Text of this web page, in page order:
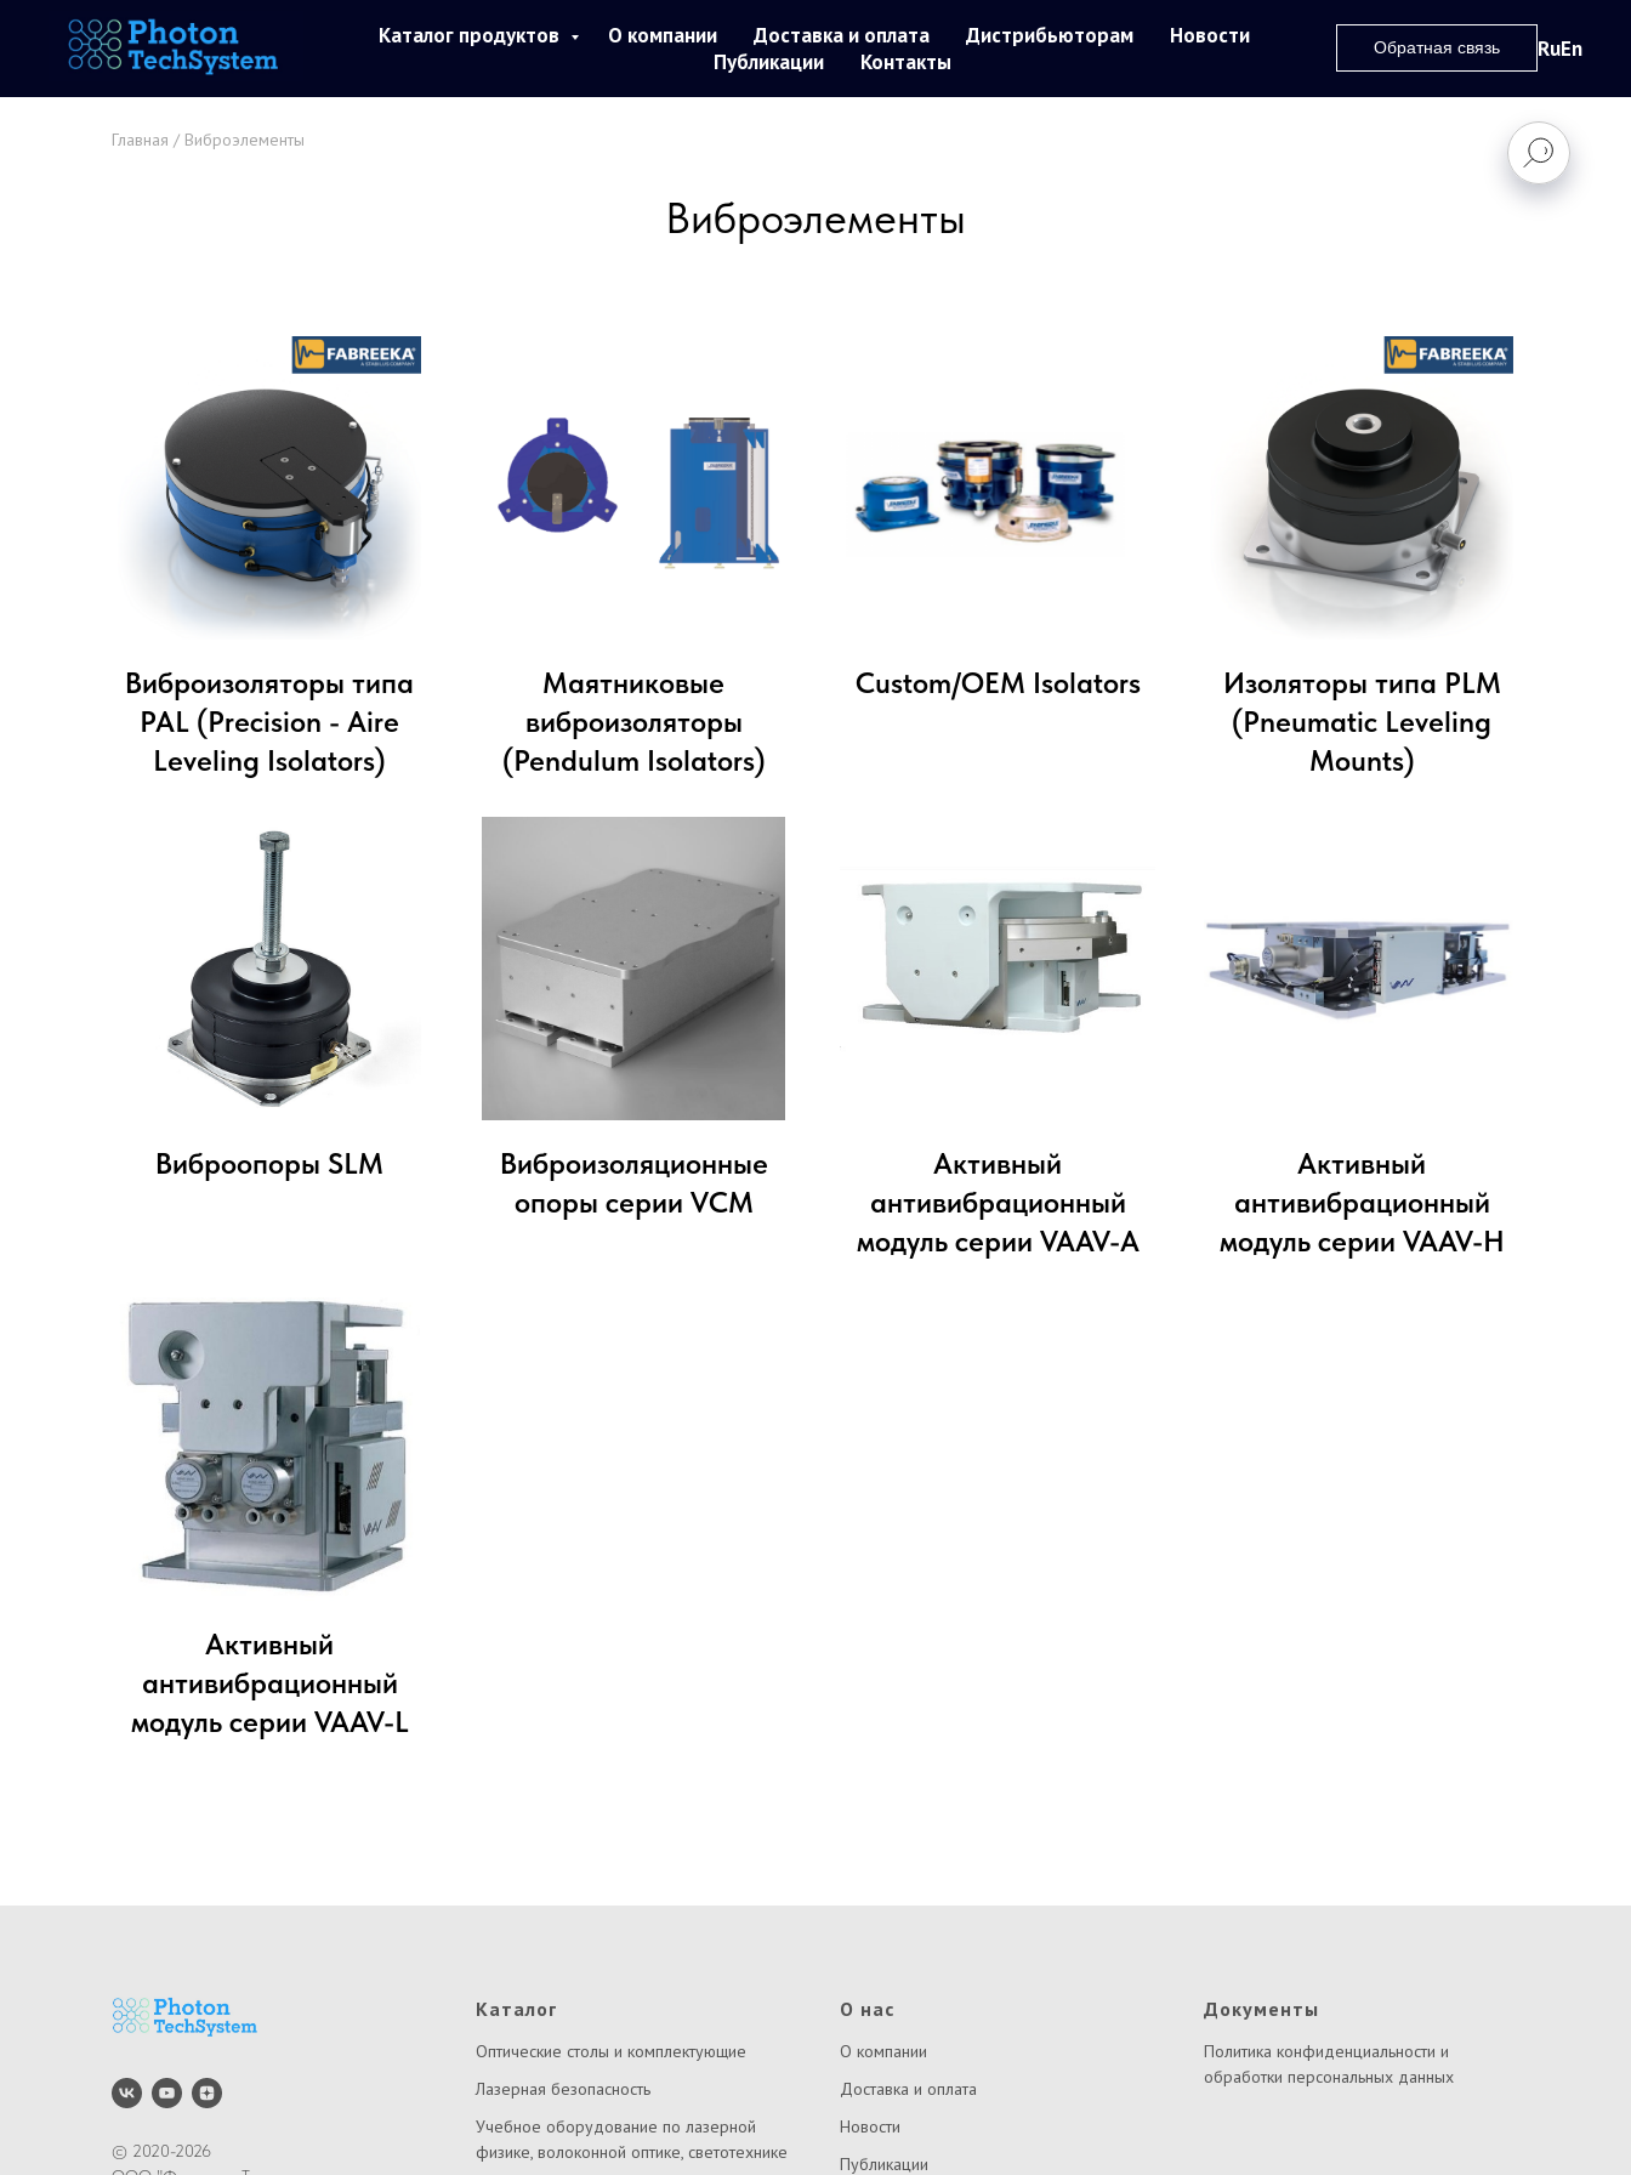
Каталог продуктов О компании Доставка и оплата Дистрибьюторам
Новости
Публикации
Контакты
Обратная связь RuEn
Главная / Виброэлементы
Виброэлементы
Виброизоляторы типа
PAL (Precision - Aire
Leveling Isolators)
Маятниковые
виброизоляторы
(Pendulum Isolators)
Custom/OEM Isolators
Изоляторы типа PLM
(Pneumatic Leveling
Mounts)
Виброопоры SLM
Виброизоляционные
опоры серии VCM
Активный
антивибрационный
модуль серии VAAV-A
Активный
антивибрационный
модуль серии VAAV-H
Активный
антивибрационный
модуль серии VAAV-L
© 2020-2026
Каталог
Оптические столы и комплектующие
Лазерная безопасность
Учебное оборудование по лазерной
физике, волоконной оптике, светотехнике
О нас
О компании
Доставка и оплата
Новости
Публикации
Документы
Политика конфиденциальности и
обработки персональных данных